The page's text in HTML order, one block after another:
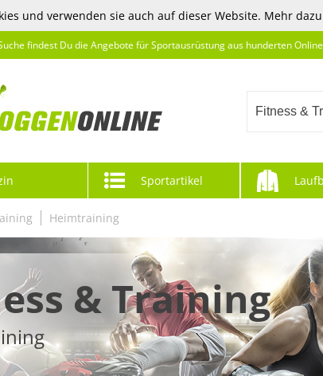
und verwenden sie auch auf dieser Website. Mehr
findest Du die Angebote für Sportausrüstung aus hunderten
Fitness &
Sportartikel
Heimtraining
& Training